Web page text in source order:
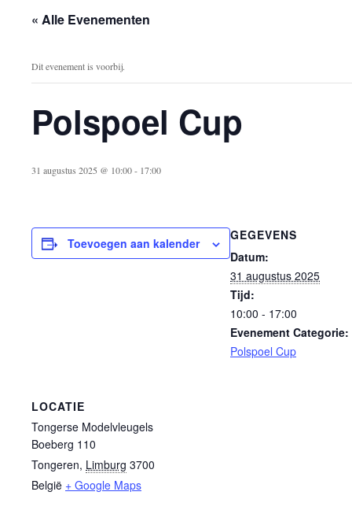
« Alle Evenementen
Dit evenement is voorbij.
Polspoel Cup
31 augustus 2025 @ 10:00- 17:00
Toevoegen aan kalender
GEGEVENS
Datum:
31 augustus 2025
Tijd:
10:00 - 17:00
Evenement Categorie:
Polspoel Cup
LOCATIE
Tongerse Modelvleugels
Boeberg 110
Tongeren, Limburg 3700
België + Google Maps